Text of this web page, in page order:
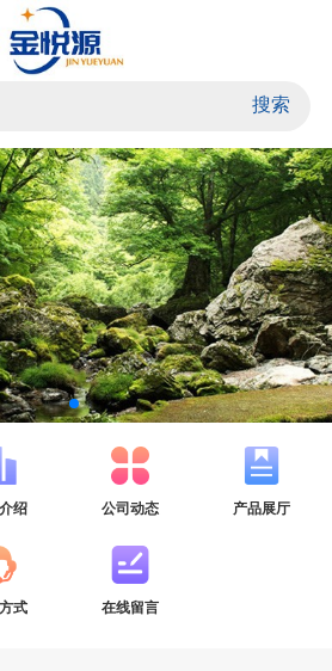
搜索
绍 公司动态 产品展厅
式 在线留言